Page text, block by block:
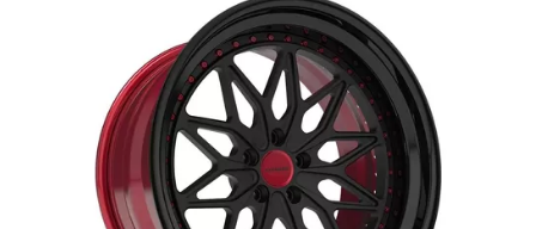
PRIVACY
POLICY